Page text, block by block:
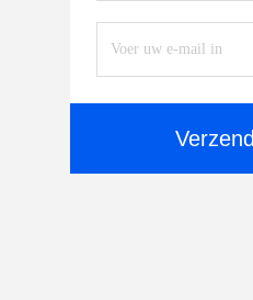
Verzend